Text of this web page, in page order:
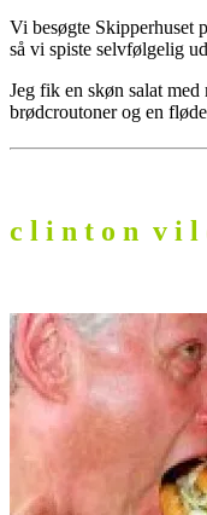
Vi besøgte Skipperhuset
så vi spiste selvfølgelig
Jeg fik en skøn salat med
brødcroutoner og en
c l i n t o n v i l